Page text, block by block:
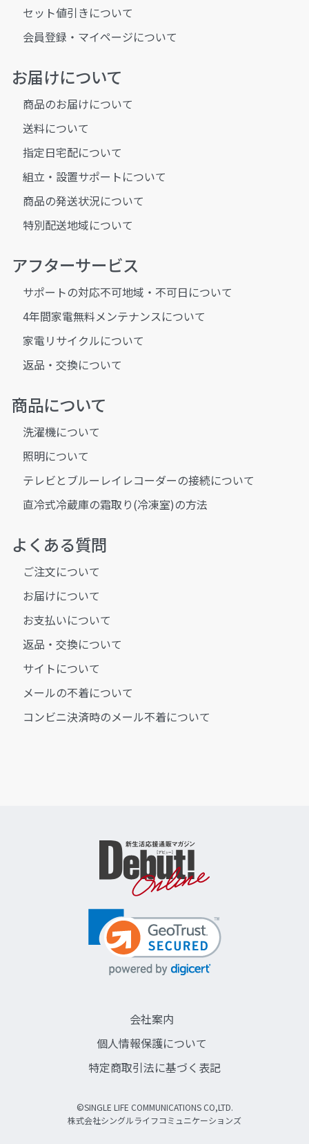
セット値引きについて
会員登録・マイページについて
お届けについて
商品のお届けについて
送料について
指定日宅配について
組立・設置サポートについて
商品の発送状況について
特別配送地域について
アフターサービス
サポートの対応不可地域・不可日について
4年間家電無料メンテナンスについて
家電リサイクルについて
返品・交換について
商品について
洗濯機について
照明について
テレビとブルーレイレコーダーの接続について
直冷式冷蔵庫の霜取り(冷凍室)の方法
よくある質問
ご注文について
お届けについて
お支払いについて
返品・交換について
サイトについて
メールの不着について
コンビニ決済時のメール不着について
会社案内
個人情報保護について
特定商取引法に基づく表記
©SINGLE LIFE COMMUNICATIONS CO,LTD.
株式会社シングルライフコミュニケーションズ